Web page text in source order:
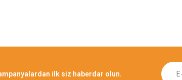
ilk siz haberdar olun.